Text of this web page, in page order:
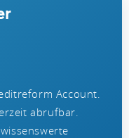
Account.
abrufbar.